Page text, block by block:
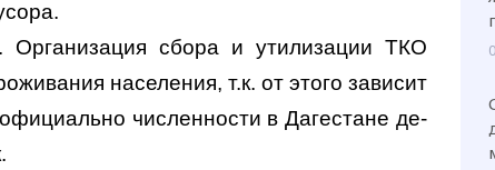
. Организация сбора и утилизации ТКО
населения, т.к. от этого зависит
численности в Дагестане де-